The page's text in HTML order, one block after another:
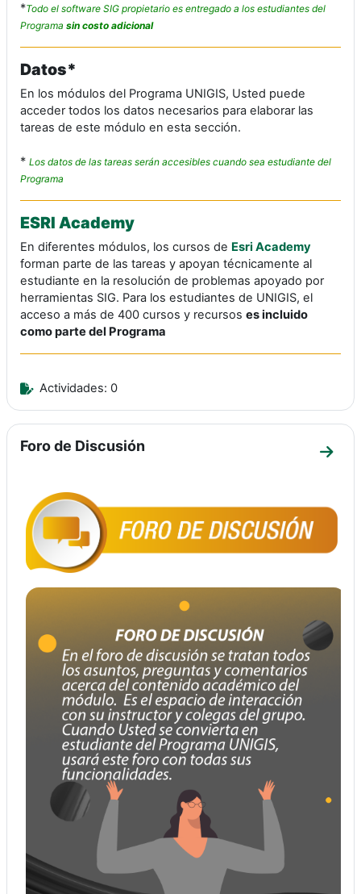
*Todo el software SIG propietario es entregado a los estudiantes del
Programa sin costo adicional
Datos*
En los módulos del Programa UNIGIS, Usted puede
acceder todos los datos necesarios para elaborar las
tareas de este módulo en esta sección.
* Los datos de las tareas serán accesibles cuando sea estudiante del
Programa
ESRI Academy
En diferentes módulos, los cursos de Esri Academy
forman parte de las tareas y apoyan técnicamente al
estudiante en la resolución de problemas apoyado por
herramientas SIG. Para los estudiantes de UNIGIS, el
acceso a más de 400 cursos y recursos es incluido
como parte del Programa
Actividades: 0
Foro de Discusión
Ir a